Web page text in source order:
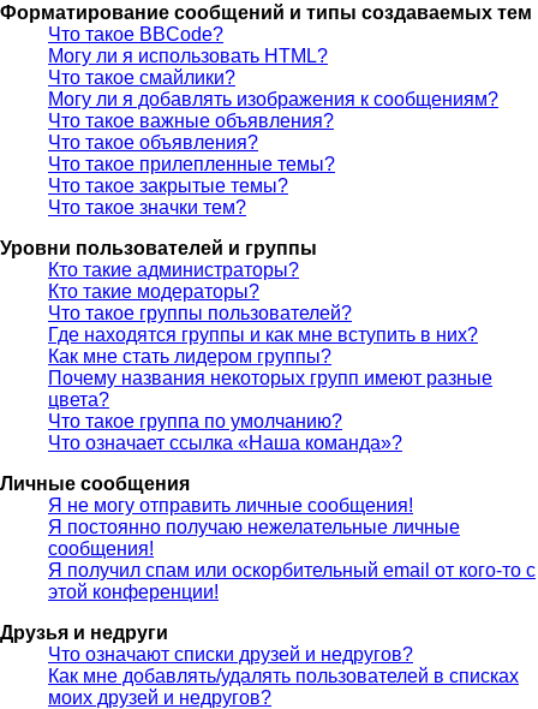
Форматирование сообщений и типы создаваемых тем
Что такое BBCode?
Могу ли я использовать HTML?
Что такое смайлики?
Могу ли я добавлять изображения к сообщениям?
Что такое важные объявления?
Что такое объявления?
Что такое прилепленные темы?
Что такое закрытые темы?
Что такое значки тем?
Уровни пользователей и группы
Кто такие администраторы?
Кто такие модераторы?
Что такое группы пользователей?
Где находятся группы и как мне вступить в них?
Как мне стать лидером группы?
Почему названия некоторых групп имеют разные
цвета?
Что такое группа по умолчанию?
Что означает ссылка «Наша команда»?
Личные сообщения
Я не могу отправить личные сообщения!
Я постоянно получаю нежелательные личные
сообщения!
Я получил спам или оскорбительный email от кого-то с
этой конференции!
Друзья и недруги
Что означают списки друзей и недругов?
Как мне добавлять/удалять пользователей в списках
моих друзей и недругов?